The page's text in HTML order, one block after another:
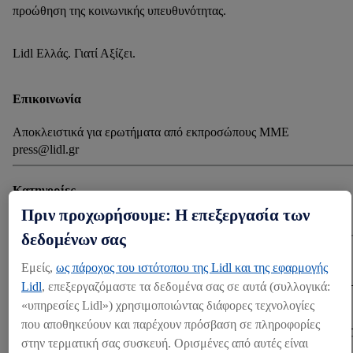
προώθηση της κοινωνικής υπευθυνότητας.
Lidl Ελλάς. Γιατί Αξίζει.
Επικοινωνία
Αποκλειστικά για ερωτήματα από εκπροσώπους ΜΜΕ
press@lidl.gr
Κατηγορίες
Εταιρικά Νέα
Λήψη
ΛΉΨΗ (239.72 KB)
Πριν προχωρήσουμε: Η επεξεργασία των
δεδομένων σας
Εμείς, ως πάροχος του ιστότοπου της Lidl και της εφαρμογής
Lidl, επεξεργαζόμαστε τα δεδομένα σας σε αυτά (συλλογικά:
«υπηρεσίες Lidl») χρησιμοποιώντας διάφορες τεχνολογίες
που αποθηκεύουν και παρέχουν πρόσβαση σε πληροφορίες
στην τερματική σας συσκευή. Ορισμένες από αυτές είναι